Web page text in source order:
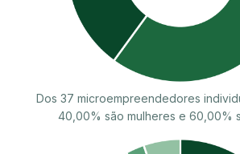
Dos 37 microempreendedores
40,00% são mulheres e 60,00%